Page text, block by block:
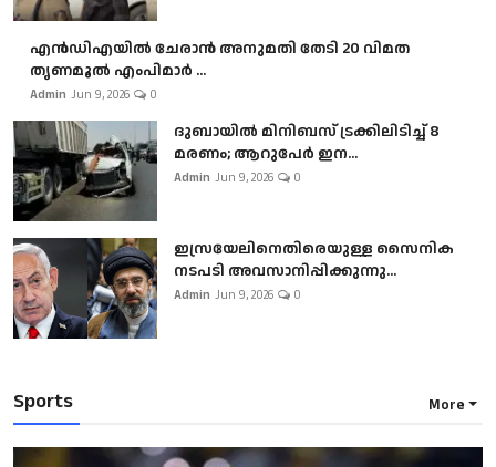
എൻഡിഎയിൽ ചേരാൻ അനുമതി തേടി 20 വിമത
തൃണമൂൽ എംപിമാർ ...
Admin Jun 9, 2026 0
ദുബായിൽ മിനിബസ്​ ട്രക്കിലിടിച്ച് 8
മരണം; ആറുപേർ ഇന...
Admin Jun 9, 2026 0
ഇസ്രയേലിനെതിരെയുള്ള സൈനിക
നടപടി അവസാനിപ്പിക്കുന്നു...
Admin Jun 9, 2026 0
Sports More